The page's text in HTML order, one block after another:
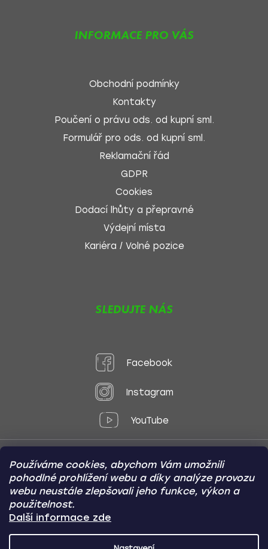
Používáme cookies, abychom Vám umožnili
pohodlné prohlížení webu a díky analýze provozu
webu neustále zlepšovali jeho funkce, výkon a
použitelnost.
Další informace zde
INFORMACE PRO VÁS
Obchodní podmínky
Kontakty
Poučení o právu ods. od kupní sml.
Formulář pro ods. od kupní sml.
Reklamační řád
GDPR
Cookies
Dodací lhůty a přepravné
Výdejní místa
Kariéra / Volné pozice
SLEDUJTE NÁS
Facebook
Instagram
YouTube
Způsoby platby:
Online
Převod
Dobírka